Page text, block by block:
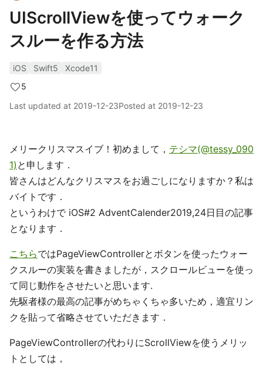
UIScrollViewを使ってウォーク
スルーを作る方法
iOS Swift5
Xcode11
5
Last updated at 2019-12-23Posted at 2019-12-23
メリークリスマスイブ！初めまして， テシマ(@tessy_090
1) と申します．
皆さんはどんなクリスマスをお過ごしになりますか？私は
バイトです．
というわけで iOS#2 AdventCalender2019,24日目の記事
となります．
こちらではPageViewControllerとボタンを使ったウォー
クスルーの実装を書きましたが，スクロールビューを使っ
て同じ動作をさせたいと思います.
先駆者様の最高の記事がめちゃくちゃ多いため，適宜リン
クを貼って省略させていただきます．
PageViewControllerの代わりにScrollViewを使うメリッ
トとしては，